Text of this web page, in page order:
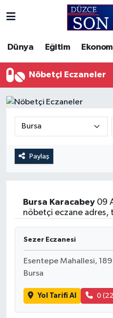
Dünya Eğitim
Nöbetçi Eczaneler
Paylaş
Bursa Karacabey09
nöbetçi eczane adres,
Sezer Eczanesi
Esentepe Mahallesi,
Bursa
Yol Tarifi Al 0
Gizlilik Sözleşmesi
İletişim
Video Galeri
Akçakoca Hava
Akçakoca Trafik
Tüm Manşetler
Son Dakika Haberleri